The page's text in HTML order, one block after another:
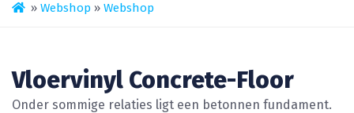
» Webshop » Webshop
Vloervinyl Concrete-Floor
Onder sommige relaties ligt een betonnen fundament.